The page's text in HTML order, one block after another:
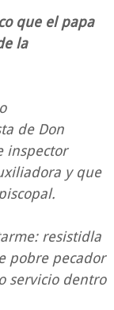
que el papa
la
de Don
inspector
y que
resistidla
pobre pecador
servicio dentro